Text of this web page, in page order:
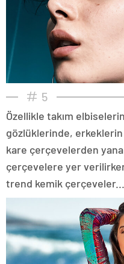
5
Özellikle takım
gözlüklerinde,
kare çerçevelerden
çerçevelere yer
trend kemik çerçeveler...